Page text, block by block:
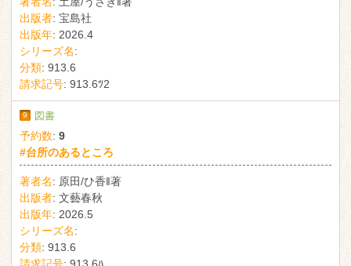
出版者: 宝島社
出版年: 2026.4
シリーズ名:
分類: 913.6
請求記号: 913.6ﾂ2
9 図書
予約数: 9
#台所のあるところ
著者名: 原田/ひ香‖著
出版者: 文藝春秋
出版年: 2026.5
シリーズ名:
分類: 913.6